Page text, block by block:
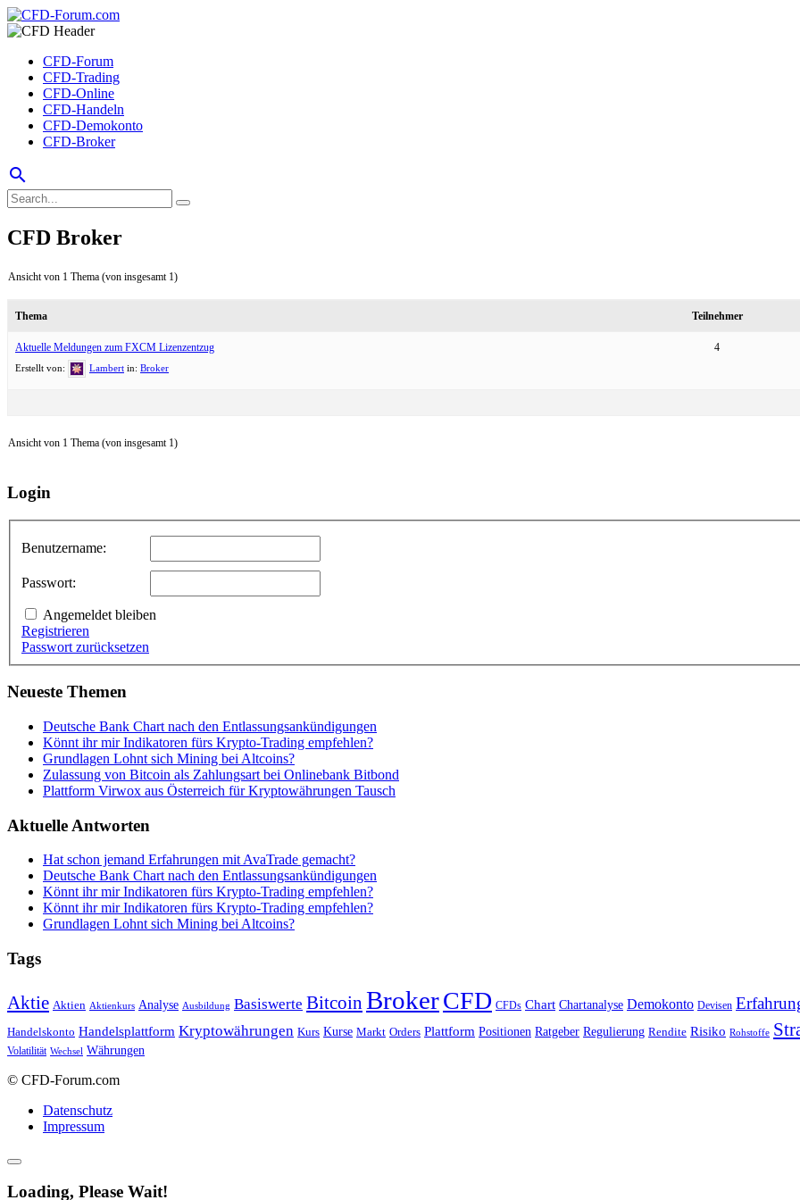
CFD-Forum
CFD-Trading
CFD-Online
CFD-Handeln
CFD-Demokonto
CFD-Broker
search
CFD Broker
Ansicht von 1 Thema (von insgesamt 1)
Thema Teilnehmer
Aktuelle Meldungen zum FXCM Lizenzentzug
Erstellt von: Lambert in: Broker
4
Ansicht von 1 Thema (von insgesamt 1)
Login
Benutzername:
Passwort:
Angemeldet bleiben
Registrieren
Passwort zurücksetzen
Neueste Themen
Deutsche Bank Chart nach den Entlassungsankündigungen
Könnt ihr mir Indikatoren fürs Krypto-Trading empfehlen?
Grundlagen Lohnt sich Mining bei Altcoins?
Zulassung von Bitcoin als Zahlungsart bei Onlinebank Bitbond
Plattform Virwox aus Österreich für Kryptowährungen Tausch
Aktuelle Antworten
Hat schon jemand Erfahrungen mit AvaTrade gemacht?
Deutsche Bank Chart nach den Entlassungsankündigungen
Könnt ihr mir Indikatoren fürs Krypto-Trading empfehlen?
Könnt ihr mir Indikatoren fürs Krypto-Trading empfehlen?
Grundlagen Lohnt sich Mining bei Altcoins?
Tags
Aktie Aktien Aktienkurs Analyse Ausbildung Basiswerte Bitcoin BrokerCFD CFDs Chart Chartanalyse Demokonto Devisen
Handelskonto Handelsplattform Kryptowährungen Kurs Kurse Markt Orders Plattform Positionen Ratgeber Regulierung Rendite Risiko Rohstoffe
Volatilität Wechsel Währungen
© CFD-Forum.com
Datenschutz
Impressum
Loading, Please Wait!